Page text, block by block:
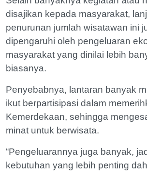
disajikan kepada masyarakat,
penurunan jumlah wisatawan ini
dipengaruhi oleh pengeluaran
masyarakat yang dinilai lebih
biasanya.
Penyebabnya, lantaran banyak
ikut berpartisipasi dalam
Kemerdekaan, sehingga
minat untuk berwisata.
“Pengeluarannya juga banyak,
kebutuhan yang lebih penting